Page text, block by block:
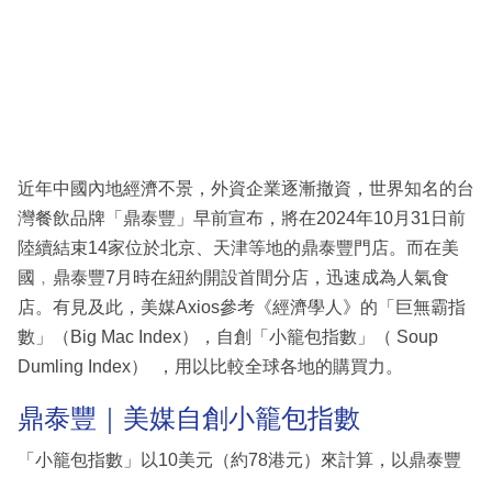
區
近年中國內地經濟不景，外資企業逐漸撤資，世界知名的台
灣餐飲品牌「鼎泰豐」早前宣布，將在2024年10月31日前
陸續結束14家位於北京、天津等地的鼎泰豐門店。而在美
國﹐鼎泰豐7月時在紐約開設首間分店，迅速成為人氣食
店。有見及此，美媒Axios參考《經濟學人》的「巨無霸指
數」（Big Mac Index），自創「小籠包指數」（ Soup
Dumling Index） ，用以比較全球各地的購買力。
鼎泰豐｜美媒自創小籠包指數
「小籠包指數」以10美元（約78港元）來計算，以鼎泰豐